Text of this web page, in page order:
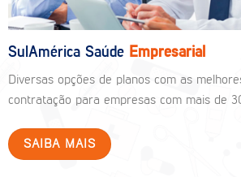
SulAmérica Saúde Empresarial
Diversas opções de planos com as
contratação para empresas com mais de
SAIBA MAIS